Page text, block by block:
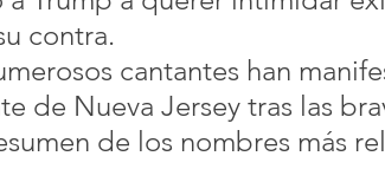
contra.
cantantes han
de Nueva Jersey tras las
de los nombres más